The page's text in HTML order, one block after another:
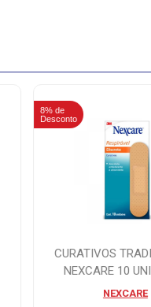
8% de
Desconto
CURATIVOS
NEXCARE 10
NEXCARE